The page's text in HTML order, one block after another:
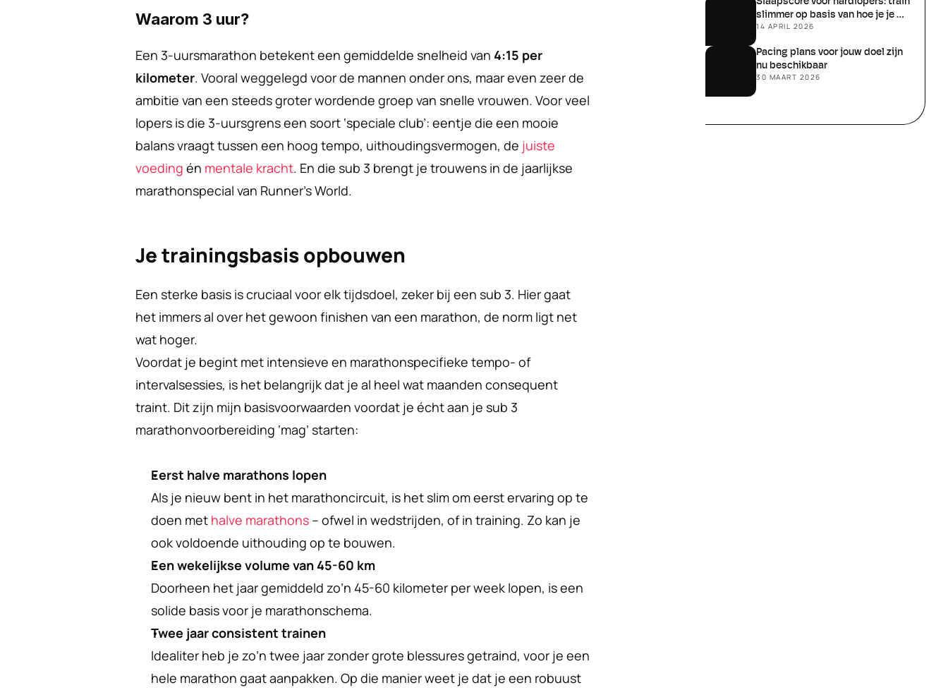
Waarom 3 uur?
Een 3-uursmarathon betekent een gemiddelde snelheid van 4:15 per
kilometer. Vooral weggelegd voor de mannen onder ons, maar even zeer de
ambitie van een steeds groter wordende groep van snelle vrouwen. Voor veel
lopers is die 3-uursgrens een soort ‘speciale club’: eentje die een mooie
balans vraagt tussen een hoog tempo, uithoudingsvermogen, de juiste
voeding én mentale kracht. En die sub 3 brengt je trouwens in de jaarlijkse
marathonspecial van Runner’s World.
Je trainingsbasis opbouwen
Een sterke basis is cruciaal voor elk tijdsdoel, zeker bij een sub 3. Hier gaat
het immers al over het gewoon finishen van een marathon, de norm ligt net
wat hoger.
Voordat je begint met intensieve en marathonspecifieke tempo- of
intervalsessies, is het belangrijk dat je al heel wat maanden consequent
traint. Dit zijn mijn basisvoorwaarden voordat je écht aan je sub 3
marathonvoorbereiding ‘mag’ starten:
Eerst halve marathons lopen
Als je nieuw bent in het marathoncircuit, is het slim om eerst ervaring op te
doen met halve marathons – ofwel in wedstrijden, of in training. Zo kan je
ook voldoende uithouding op te bouwen.
Een wekelijkse volume van 45-60 km
Doorheen het jaar gemiddeld zo’n 45-60 kilometer per week lopen, is een
solide basis voor je marathonschema.
Twee jaar consistent trainen
Idealiter heb je zo’n twee jaar zonder grote blessures getraind, voor je een
hele marathon gaat aanpakken. Op die manier weet je dat je een robuust
slimmer op basis van hoe je je
écht voelt
14 APRIL 2026
Pacing plans voor jouw doel zijn
nu beschikbaar
30 MAART 2026